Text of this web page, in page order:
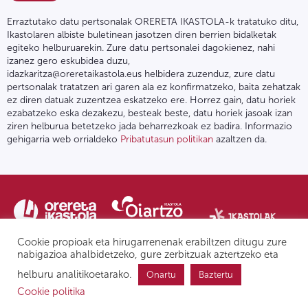
Erraztutako datu pertsonalak ORERETA IKASTOLA-k tratatuko ditu,
Ikastolaren albiste buletinean jasotzen diren berrien bidalketak
egiteko helburuarekin. Zure datu pertsonalei dagokienez, nahi
izanez gero eskubidea duzu,
idazkaritza@oreretaikastola.eus helbidera zuzenduz, zure datu
pertsonalak tratatzen ari garen ala ez konfirmatzeko, baita zehatzak
ez diren datuak zuzentzea eskatzeko ere. Horrez gain, datu horiek
ezabatzeko eska dezakezu, besteak beste, datu horiek jasoak izan
ziren helburua betetzeko jada beharrezkoak ez badira. Informazio
gehigarria web orrialdeko Pribatutasun politikan azaltzen da.
Pribatutasun politika | Lege oharra Postontzi etikoa
Cookie propioak eta hirugarrenenak erabiltzen ditugu zure
nabigazioa ahalbidetzeko, gure zerbitzuak aztertzeko eta
helburu analitikoetarako.
Onartu Baztertu
Cookie politika